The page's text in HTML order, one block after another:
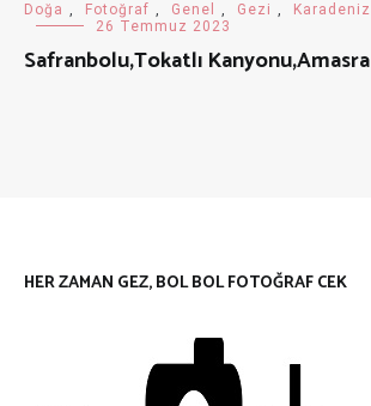
Doğa , Fotoğraf , Genel , Gezi , Karadeniz
26 Temmuz 2023
Safranbolu,Tokatlı Kanyonu,Amasra
HER ZAMAN GEZ, BOL BOL FOTOĞRAF CEK